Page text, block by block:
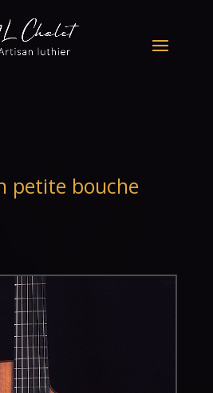
petite bouche